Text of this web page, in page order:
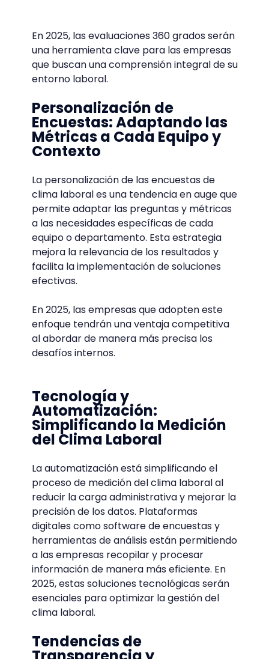
En 2025, las evaluaciones 360 grados serán
una herramienta clave para las empresas
que buscan una comprensión integral de su
entorno laboral.
Personalización de
Encuestas: Adaptando las
Métricas a Cada Equipo y
Contexto
La personalización de las encuestas de
clima laboral es una tendencia en auge que
permite adaptar las preguntas y métricas
a las necesidades específicas de cada
equipo o departamento. Esta estrategia
mejora la relevancia de los resultados y
facilita la implementación de soluciones
efectivas.
En 2025, las empresas que adopten este
enfoque tendrán una ventaja competitiva
al abordar de manera más precisa los
desafíos internos.
Tecnología y
Automatización:
Simplificando la Medición
del Clima Laboral
La automatización está simplificando el
proceso de medición del clima laboral al
reducir la carga administrativa y mejorar la
precisión de los datos. Plataformas
digitales como software de encuestas y
herramientas de análisis están permitiendo
a las empresas recopilar y procesar
información de manera más eficiente. En
2025, estas soluciones tecnológicas serán
esenciales para optimizar la gestión del
clima laboral.
Tendencias de